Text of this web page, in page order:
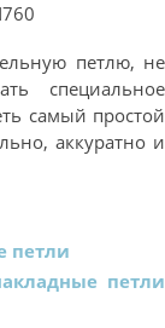
петлю, не
специальное
самый простой
аккуратно и
петли
петли